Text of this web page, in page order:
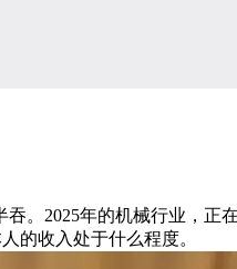
2025年的机械行业，正
的收入处于什么程度。